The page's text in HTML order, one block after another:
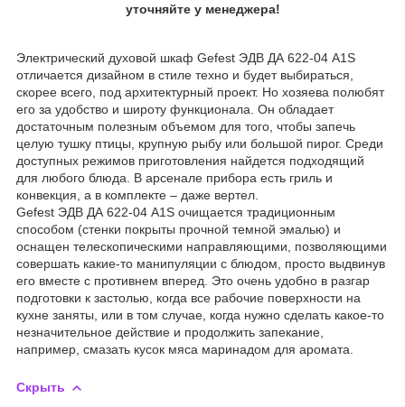
уточняйте у менеджера!
Электрический духовой шкаф Gefest ЭДВ ДА 622-04 А1S
отличается дизайном в стиле техно и будет выбираться,
скорее всего, под архитектурный проект. Но хозяева полюбят
его за удобство и широту функционала. Он обладает
достаточным полезным объемом для того, чтобы запечь
целую тушку птицы, крупную рыбу или большой пирог. Среди
доступных режимов приготовления найдется подходящий
для любого блюда. В арсенале прибора есть гриль и
конвекция, а в комплекте – даже вертел.
Gefest ЭДВ ДА 622-04 А1S очищается традиционным
способом (стенки покрыты прочной темной эмалью) и
оснащен телескопическими направляющими, позволяющими
совершать какие-то манипуляции с блюдом, просто выдвинув
его вместе с противнем вперед. Это очень удобно в разгар
подготовки к застолью, когда все рабочие поверхности на
кухне заняты, или в том случае, когда нужно сделать какое-то
незначительное действие и продолжить запекание,
например, смазать кусок мяса маринадом для аромата.
Скрыть